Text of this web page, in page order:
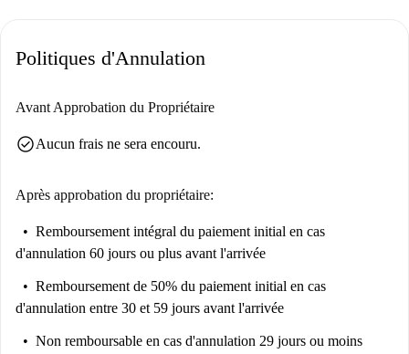
touristiques comme le Lion de Magrou et le Théâtre des Variétés.
Politiques d'Annulation
Avant Approbation du Propriétaire
check_circleAucun frais ne sera encouru.
Après approbation du propriétaire:
Remboursement intégral du paiement initial en cas
d'annulation 60 jours ou plus avant l'arrivée
Remboursement de 50% du paiement initial en cas
d'annulation entre 30 et 59 jours avant l'arrivée
Non remboursable en cas d'annulation 29 jours ou moins